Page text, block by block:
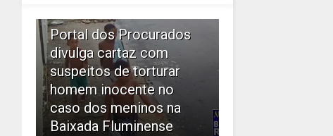
Portal dos Procurados
divulga cartaz com
suspeitos de torturar
homem inocente no
caso dos meninos na
Baixada Fluminense